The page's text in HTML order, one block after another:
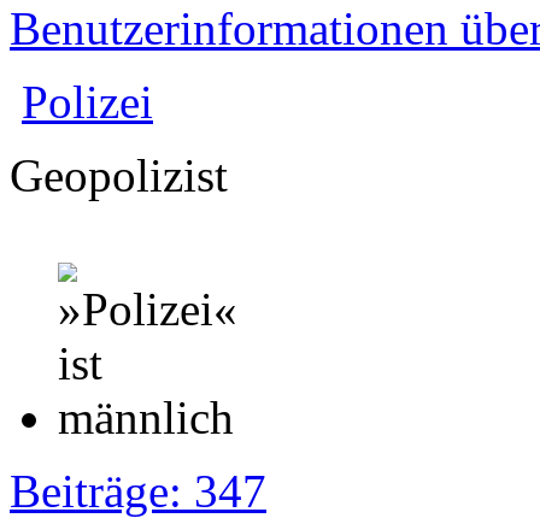
Benutzerinformationen
Polizei
Geopolizist
Beiträge: 347